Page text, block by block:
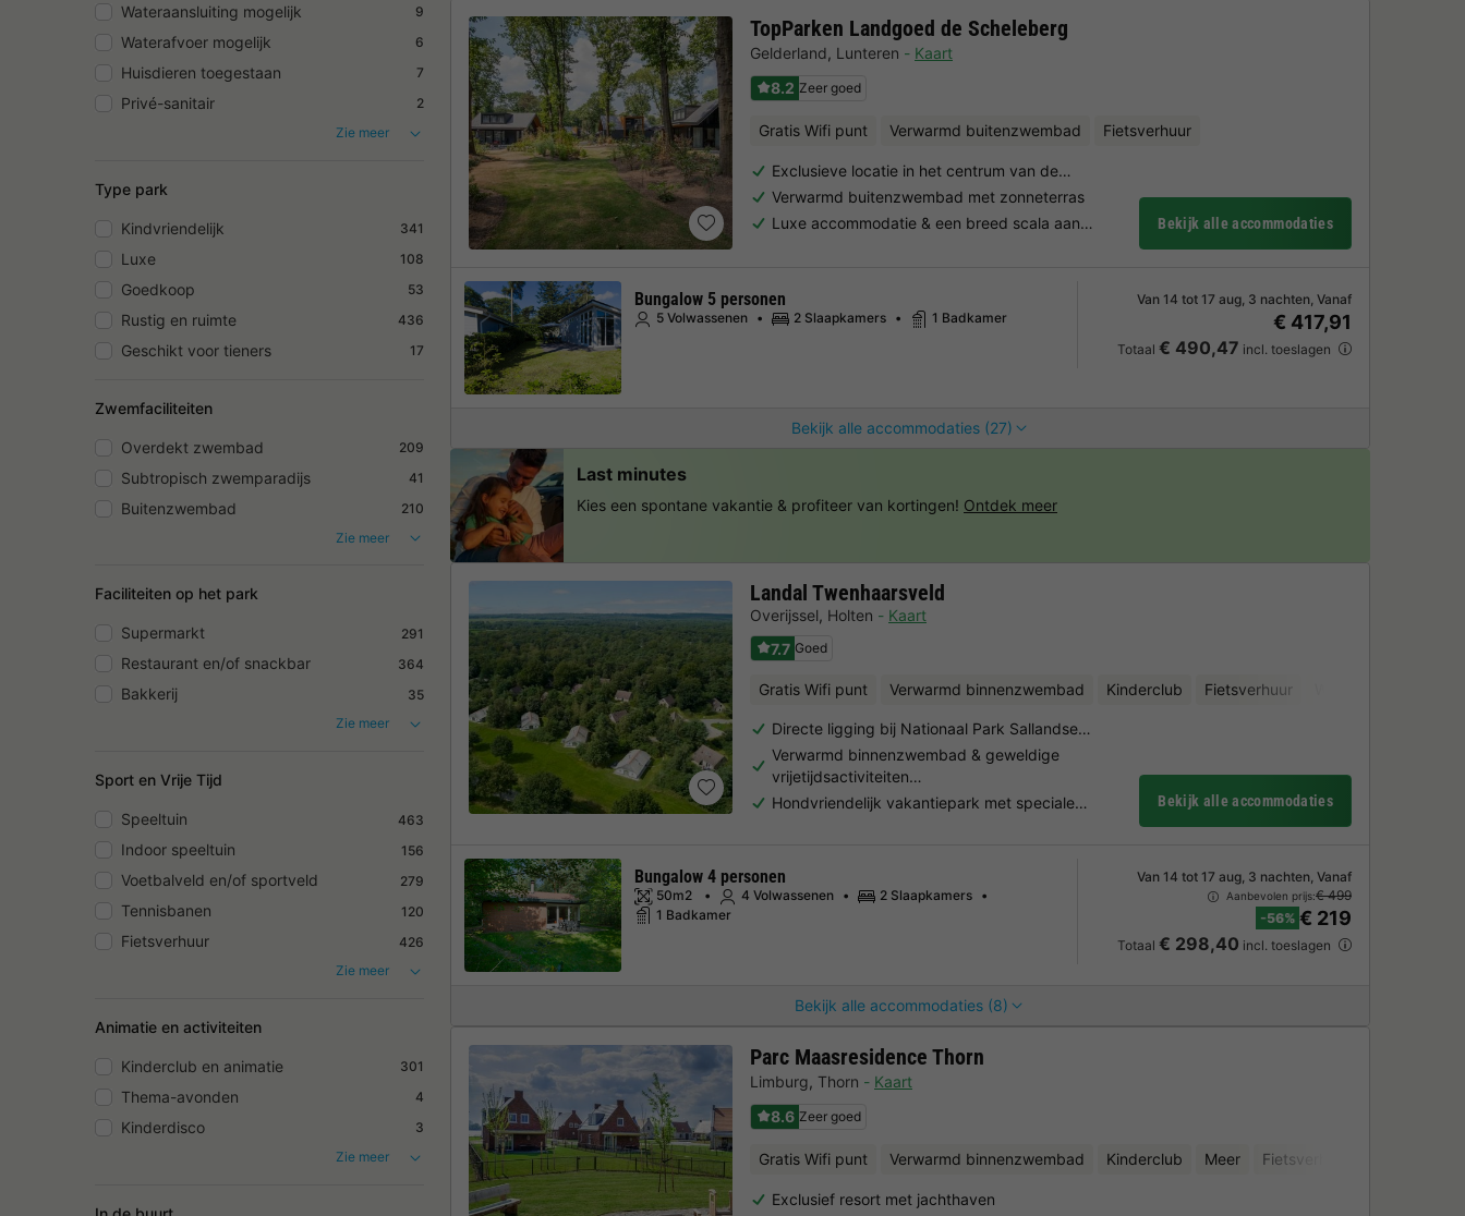
Wateraansluiting mogelijk 9
Waterafvoer mogelijk 6
Huisdieren toegestaan 7
Privé-sanitair
2
Zie meer
Type park
Kindvriendelijk 341
Luxe 108
Goedkoop 53
Rustig en ruimte 436
Geschikt voor tieners 17
Zwemfaciliteiten
Overdekt zwembad 209
Subtropisch zwemparadijs 41
Buitenzwembad
210
Zie meer
Faciliteiten op het park
Supermarkt 291
Restaurant en/of snackbar 364
Bakkerij
35
Zie meer
Sport en Vrije Tijd
Speeltuin 463
Indoor speeltuin 156
Voetbalveld en/of sportveld 279
Tennisbanen 120
Fietsverhuur
426
Zie meer
Animatie en activiteiten
Kinderclub en animatie 301
Thema-avonden 4
Kinderdisco
3
Zie meer
TopParken Landgoed de Scheleberg
Gelderland, Lunteren
Kaart
8.2 Zeer goed
Gratis Wifi punt Verwarmd buitenzwembad Fietsverhuur
Exclusieve locatie in het centrum van de…
Verwarmd buitenzwembad met zonneterras
Luxe accommodatie & een breed scala aan…
Bekijk alle accommodaties
Bekijk alle accommodaties (27)
Bungalow 5 personen
5 Volwassenen 2 Slaapkamers 1 Badkamer
Van 14 tot 17 aug, 3 nachten, Vanaf
€ 417,91
Totaal € 490,47 incl. toeslagen
Landal Twenhaarsveld
Overijssel, Holten
Kaart
7.7 Goed
Gratis Wifi punt Verwarmd binnenzwembad Kinderclub Fietsverhuur
Directe ligging bij Nationaal Park Sallandse…
Verwarmd binnenzwembad & geweldige
vrijetijdsactiviteiten…
Hondvriendelijk vakantiepark met speciale…
Bekijk alle accommodaties
Bekijk alle accommodaties (8)
Bungalow 4 personen
50m2 4 Volwassenen
2 Slaapkamers
1 Badkamer
Van 14 tot 17 aug, 3 nachten, Vanaf
Aanbevolen prijs:€ 499
-56% € 219
Totaal € 298,40 incl. toeslagen
Parc Maasresidence Thorn
Limburg, Thorn
Kaart
8.6 Zeer goed
Gratis Wifi punt Verwarmd binnenzwembad Kinderclub Meer Fietsverhuur
Exclusief resort met jachthaven
Last minutes
Kies een spontane vakantie & profiteer van kortingen! Ontdek meer